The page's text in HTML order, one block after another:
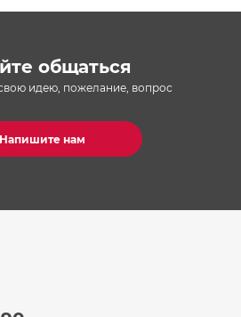
общаться
идею, пожелание, вопрос
Напишите нам